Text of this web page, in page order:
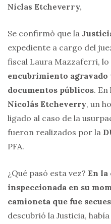
Niclas Etcheverry,
Se confirmò que la
expediente a cargo del
fiscal Laura Mazzaferri, lo
encubrimiento
documentos públicos.
Nicolás Etcheverry, un
ligado al caso de la
fueron realizados por la
PFA.
¿Qué pasó esta vez? En la
inspeccionada en su
camioneta que fue
descubrió la Justicia,